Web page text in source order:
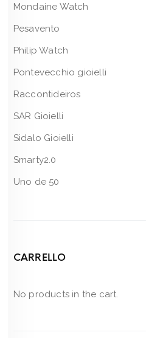
Mondaine Watch
Pesavento
Philip Watch
Pontevecchio gioielli
Raccontideiros
SAR Gioielli
Sidalo Gioielli
Smarty2.0
Uno de 50
CARRELLO
No products in the cart.